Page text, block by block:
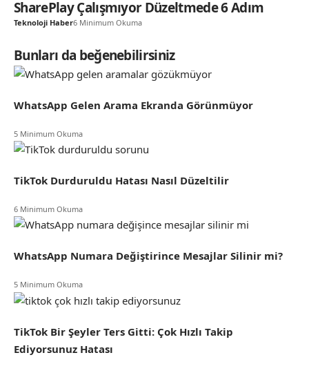
SharePlay Çalışmıyor Düzeltmede 6 Adım
Teknoloji Haber6 Minimum Okuma
Bunları da beğenebilirsiniz
WhatsApp Gelen Arama Ekranda Görünmüyor
5 Minimum Okuma
TikTok Durduruldu Hatası Nasıl Düzeltilir
6 Minimum Okuma
WhatsApp Numara Değiştirince Mesajlar Silinir mi?
5 Minimum Okuma
TikTok Bir Şeyler Ters Gitti: Çok Hızlı Takip
Ediyorsunuz Hatası